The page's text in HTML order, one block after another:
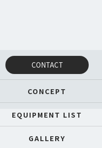
CONTACT
CONCEPT
EQUIPMENT LIST
GALLERY